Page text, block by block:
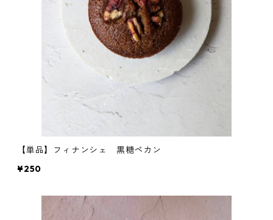
【単品】フィナンシェ 黒糖ペカン
¥250